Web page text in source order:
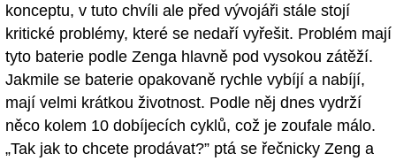
konceptu, v tuto chvíli ale před vývojáři stále stojí
kritické problémy, které se nedaří vyřešit. Problém mají
tyto baterie podle Zenga hlavně pod vysokou zátěží.
Jakmile se baterie opakovaně rychle vybíjí a nabíjí,
mají velmi krátkou životnost. Podle něj dnes vydrží
něco kolem 10 dobíjecích cyklů, což je zoufale málo.
„Tak jak to chcete prodávat?” ptá se řečnicky Zeng a